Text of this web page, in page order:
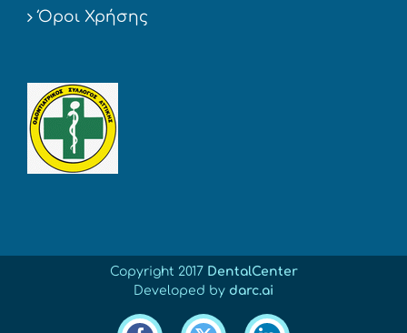
Όροι Χρήσης
Copyright 2017 DentalCenter
Developed by darc.ai